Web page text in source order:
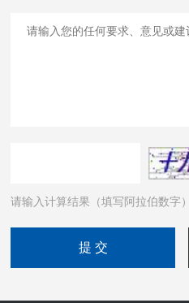
请输入计算结果（填写阿拉伯数字